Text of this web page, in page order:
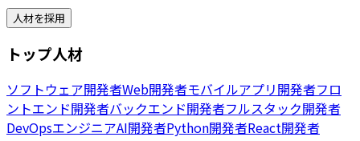
人材を採用
トップ人材
ソフトウェア開発者Web開発者モバイルアプリ開発者フロ
ントエンド開発者バックエンド開発者フルスタック開発者
DevOpsエンジニアAI開発者Python開発者React開発者